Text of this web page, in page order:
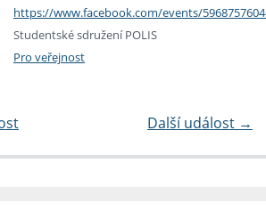
https://www.facebook.com/events/
Studentské sdružení POLIS
Pro veřejnost
Další událost →